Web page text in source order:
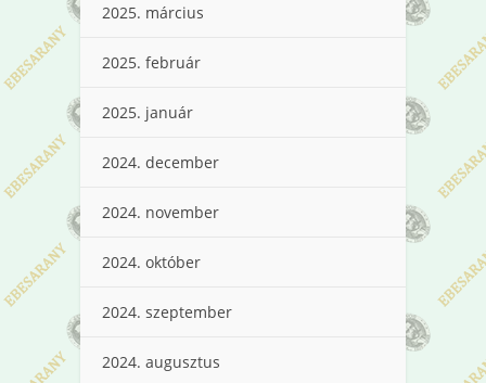
2025. március
2025. február
2025. január
2024. december
2024. november
2024. október
2024. szeptember
2024. augusztus